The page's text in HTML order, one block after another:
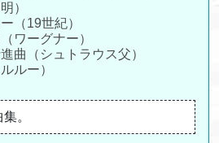
）
（19世紀）
ワーグナー）
曲（シュトラウス父）
ルー）
。